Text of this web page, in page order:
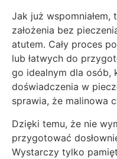
Jak już wspomniałem,
założenia bez
atutem. Cały proces
lub łatwych do
go idealnym dla osób,
doświadczenia w
sprawia, że malinowa
Dzięki temu, że nie
przygotować
Wystarczy tylko